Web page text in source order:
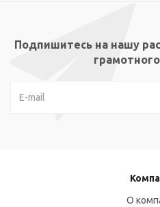
Подпишитесь на нашу
О